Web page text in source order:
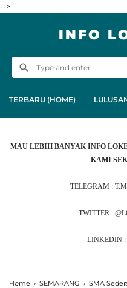
-->
INFO
TERBARU (HOME)
MAU LEBIH BANYAK INFO
KAMI
TELEGRAM :
TWITTER :
LINKEDIN :
Home › SEMARANG › SMA